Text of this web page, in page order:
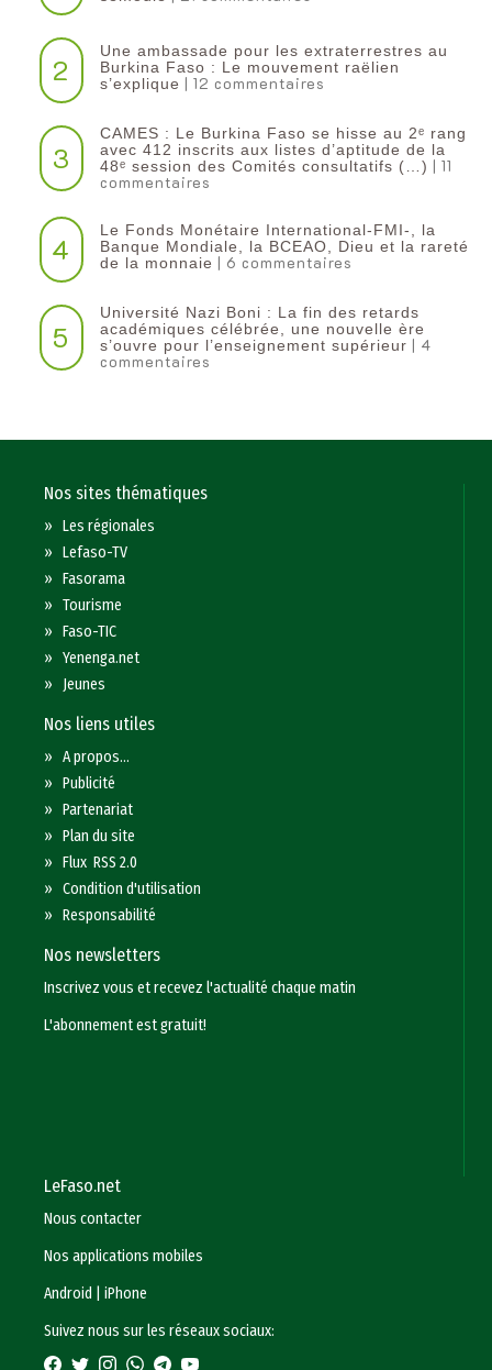
2
Une ambassade pour les extraterrestres au
Burkina Faso : Le mouvement raëlien
s’explique | 12 commentaires
3
CAMES : Le Burkina Faso se hisse au 2ᵉ rang
avec 412 inscrits aux listes d’aptitude de la
48ᵉ session des Comités consultatifs (…) | 11
commentaires
4
Le Fonds Monétaire International-FMI-, la
Banque Mondiale, la BCEAO, Dieu et la rareté
de la monnaie | 6 commentaires
5
Université Nazi Boni : La fin des retards
académiques célébrée, une nouvelle ère
s’ouvre pour l’enseignement supérieur | 4
commentaires
Nos sites thématiques
»Les régionales
»Lefaso-TV
»Fasorama
»Tourisme
»Faso-TIC
»Yenenga.net
» Jeunes
Nos liens utiles
»A propos...
»Publicité
»Partenariat
»Plan du site
»Flux RSS 2.0
»Condition d'utilisation
»Responsabilité
Nos newsletters
Inscrivez vous et recevez l'actualité chaque matin
L'abonnement est gratuit!
LeFaso.net
Nous contacter
Nos applications mobiles
Android
|iPhone
Suivez nous sur les réseaux sociaux: